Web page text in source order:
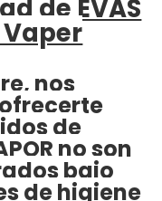
de EVAS
Vaper
nos
de
no son
bajo
de higiene